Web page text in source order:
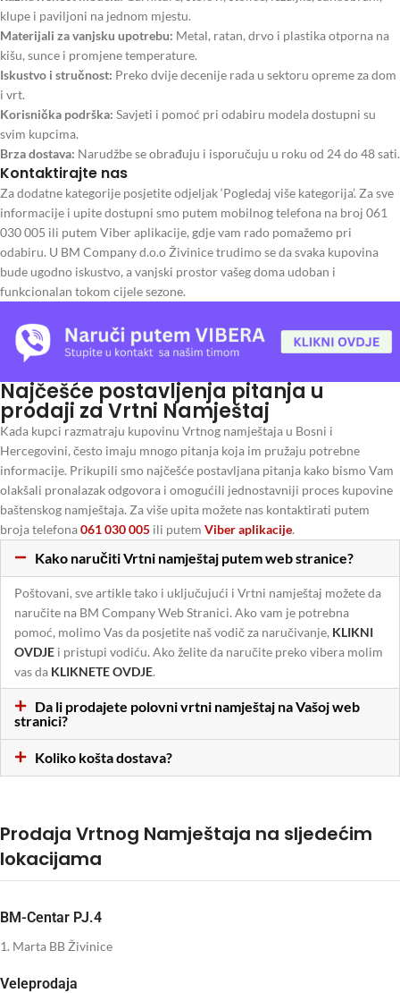
klupe i paviljoni na jednom mjestu.
Materijali za vanjsku upotrebu: Metal, ratan, drvo i plastika otporna na
kišu, sunce i promjene temperature.
Iskustvo i stručnost: Preko dvije decenije rada u sektoru opreme za dom
i vrt.
Korisnička podrška: Savjeti i pomoć pri odabiru modela dostupni su
svim kupcima.
Brza dostava: Narudžbe se obrađuju i isporučuju u roku od 24 do 48 sati.
Kontaktirajte nas
Za dodatne kategorije posjetite odjeljak ‘Pogledaj više kategorija’. Za sve
informacije i upite dostupni smo putem mobilnog telefona na broj 061
030 005 ili putem Viber aplikacije, gdje vam rado pomažemo pri
odabiru. U BM Company d.o.o Živinice trudimo se da svaka kupovina
bude ugodno iskustvo, a vanjski prostor vašeg doma udoban i
funkcionalan tokom cijele sezone.
Najčešće postavljenja pitanja u
prodaji za Vrtni Namještaj
Kada kupci razmatraju kupovinu Vrtnog namještaja u Bosni i
Hercegovini, često imaju mnogo pitanja koja im pružaju potrebne
informacije. Prikupili smo najčešće postavljana pitanja kako bismo Vam
olakšali pronalazak odgovora i omogućili jednostavniji proces kupovine
baštenskog namještaja. Za više upita možete nas kontaktirati putem
broja telefona061 030 005 ili putem Viber aplikacije.
Kako naručiti Vrtni namještaj putem web stranice?
Poštovani, sve artikle tako i uključujući i Vrtni namještaj možete da
naručite na BM Company Web Stranici. Ako vam je potrebna
pomoć, molimo Vas da posjetite naš vodič za naručivanje, KLIKNI
OVDJE i pristupi vodiću. Ako želite da naručite preko vibera molim
vas da KLIKNETE OVDJE.
Da li prodajete polovni vrtni namještaj na Vašoj web
stranici?
Koliko košta dostava?
Prodaja Vrtnog Namještaja na sljedećim
lokacijama
BM-Centar PJ.4
1. Marta BB Živinice
Veleprodaja